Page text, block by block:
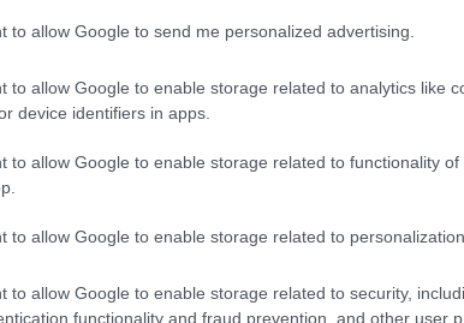
to allow Google to send me personalized advertising.
to allow Google to enable storage related to analytics like
device identifiers in apps.
to allow Google to enable storage related to functionality of
to allow Google to enable storage related to personalization.
to allow Google to enable storage related to security,
functionality and fraud prevention, and other user